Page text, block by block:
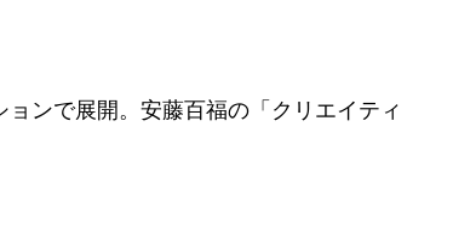
ンで展開。安藤百福の「クリエイティ